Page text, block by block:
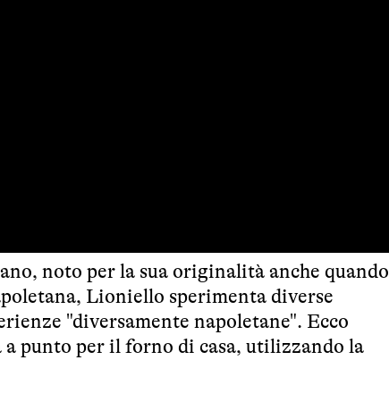
noto per la sua originalità anche quando
Lioniello sperimenta diverse
"diversamente napoletane". Ecco
a punto per il forno di casa, utilizzando la